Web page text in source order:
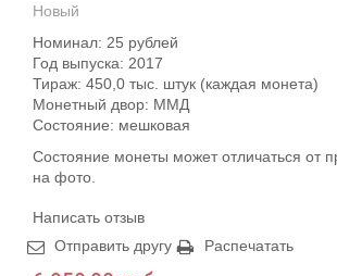
Новый
Номинал: 25 рублей
Год выпуска: 2017
Тираж: 450,0 тыс. штук (каждая монета)
Монетный двор: ММД
Состояние: мешковая
Состояние монеты может отличаться от
на фото.
Написать отзыв
Отправить другу
Распечатать